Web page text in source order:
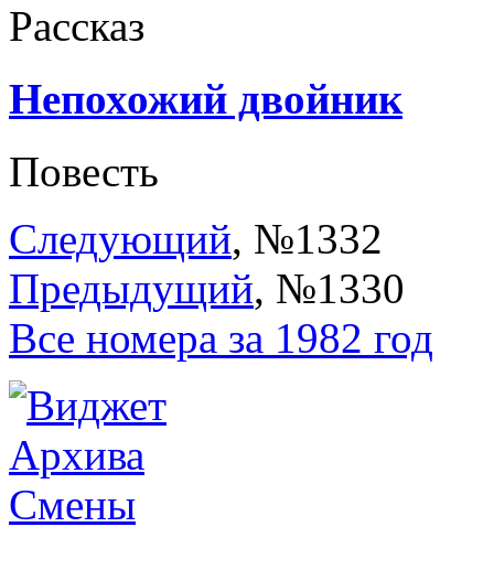
Рассказ
Непохожий двойник
Повесть
Следующий, №1332
Предыдущий, №1330
Все номера за 1982 год